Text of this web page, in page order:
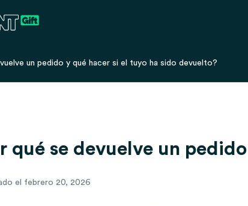
un pedido y qué hacer si el tuyo ha sido devuelto?
qué se devuelve un
el febrero 20, 2026